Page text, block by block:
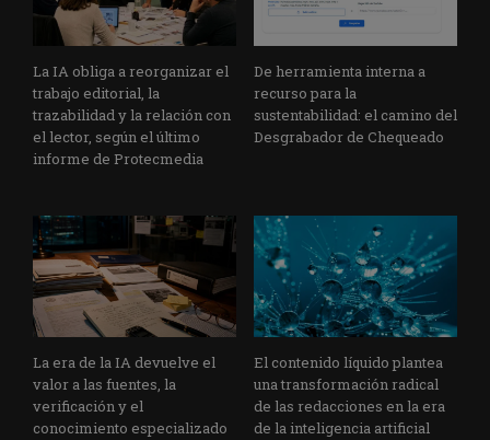
La IA obliga a reorganizar el
trabajo editorial, la
trazabilidad y la relación con
el lector, según el último
informe de Protecmedia
De herramienta interna a
recurso para la
sustentabilidad: el camino del
Desgrabador de Chequeado
La era de la IA devuelve el
valor a las fuentes, la
verificación y el
conocimiento especializado
El contenido líquido plantea
una transformación radical
de las redacciones en la era
de la inteligencia artificial